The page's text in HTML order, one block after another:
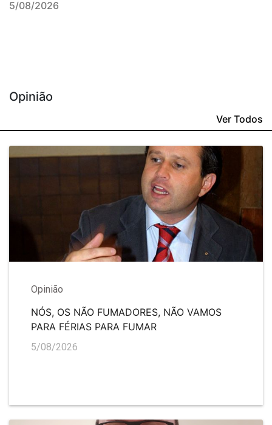
5/08/2026
Opinião
Ver Todos
Opinião
NÓS, OS NÃO FUMADORES, NÃO VAMOS
PARA FÉRIAS PARA FUMAR
5/08/2026